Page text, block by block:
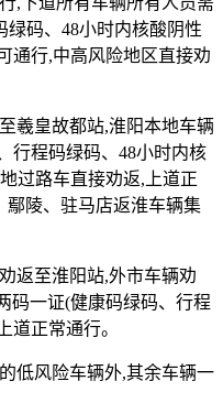
绿码、48小时内核酸阴性
通行,中高风险地区直接劝
羲皇故都站,淮阳本地车辆
行程码绿码、48小时内核
过路车直接劝返,上道正
鄢陵、驻马店返淮车辆集
返至淮阳站,外市车辆劝
码一证(健康码绿码、行程
道正常通行。
低风险车辆外,其余车辆一